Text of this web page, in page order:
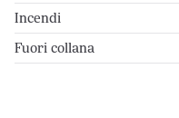
Incendi
Fuori collana